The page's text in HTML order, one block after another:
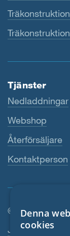
Tjänster
Nedladdningar
Webshop
Återförsäljare
Kontaktperson
© SIGA 2026
Footer-
Jobb
Denna
cookies